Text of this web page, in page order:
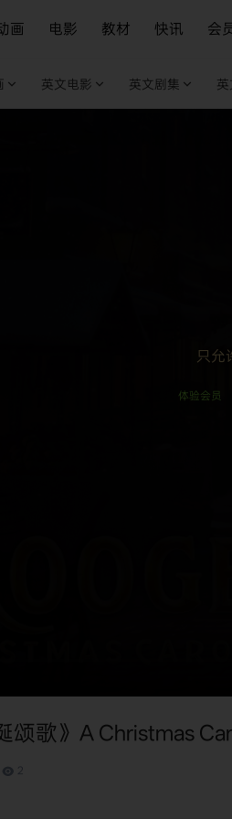
画 电影 教材 快讯 会
英文电影 英文剧集
只允
体验会员
颂歌》A Christmas
2